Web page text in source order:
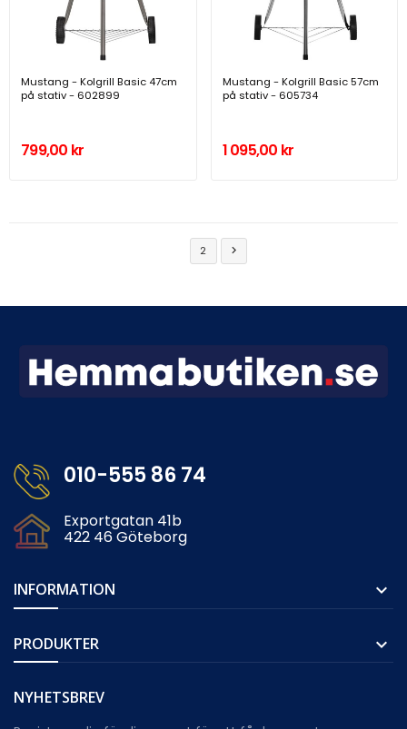
Mustang - Kolgrill Basic 47cm
på stativ - 602899
799,00 kr
Mustang - Kolgrill Basic 57cm
på stativ - 605734
1 095,00 kr
2 
010-555 86 74
Exportgatan 41b
422 46 Göteborg
INFORMATION 
PRODUKTER 
NYHETSBREV